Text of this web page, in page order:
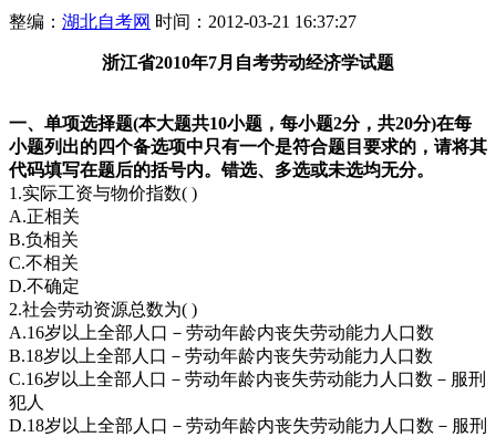
整编： 湖北自考网 时间：2012-03-21 16:37:27
浙江省2010年7月自考劳动经济学试题
一、单项选择题(本大题共10小题，每小题2分，共20分)在每
小题列出的四个备选项中只有一个是符合题目要求的，请将其
代码填写在题后的括号内。错选、多选或未选均无分。
1.实际工资与物价指数( )
A.正相关
B.负相关
C.不相关
D.不确定
2.社会劳动资源总数为( )
A.16岁以上全部人口－劳动年龄内丧失劳动能力人口数
B.18岁以上全部人口－劳动年龄内丧失劳动能力人口数
C.16岁以上全部人口－劳动年龄内丧失劳动能力人口数－服刑
犯人
D.18岁以上全部人口－劳动年龄内丧失劳动能力人口数－服刑